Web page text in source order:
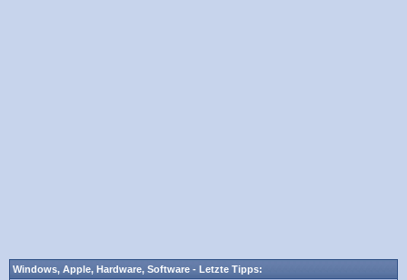
Windows, Apple, Hardware, Software - Letzte Tipps: